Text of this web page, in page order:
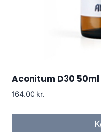
Aconitum D30
164.00 kr.